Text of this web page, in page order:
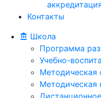
Контакты
Школа
Программа
Учебно-
Методическая
Методическая